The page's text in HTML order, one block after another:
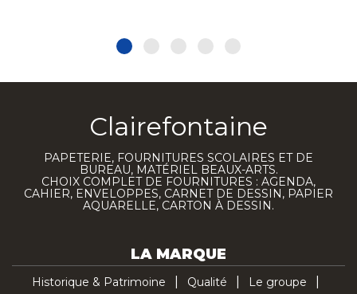
Clairefontaine
PAPETERIE, FOURNITURES SCOLAIRES ET DE
BUREAU, MATÉRIEL BEAUX-ARTS.
CHOIX COMPLET DE FOURNITURES : AGENDA,
CAHIER, ENVELOPPES, CARNET DE DESSIN, PAPIER
AQUARELLE, CARTON À DESSIN.
LA MARQUE
Historique & Patrimoine Qualité
Le groupe